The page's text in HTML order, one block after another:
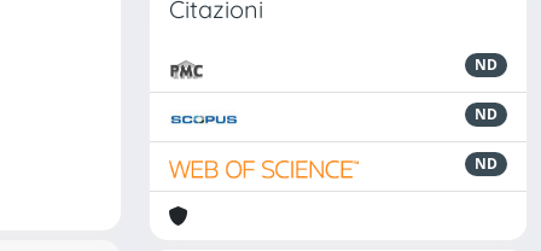
Citazioni
ND
ND
ND